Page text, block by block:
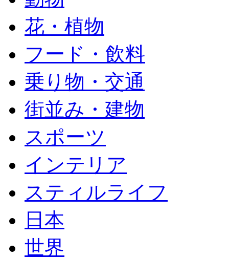
花・植物
フード・飲料
乗り物・交通
街並み・建物
スポーツ
インテリア
スティルライフ
日本
世界